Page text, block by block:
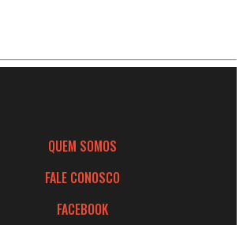
QUEM SOMOS
FALE CONOSCO
FACEBOOK